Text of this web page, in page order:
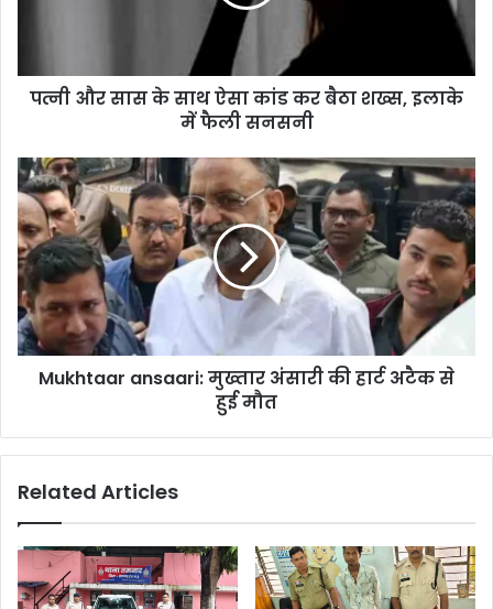
बैठा
शख्स,
फैली
सनसनी
पत्नी और सास के साथ ऐसा कांड कर बैठा शख्स, इलाके
में फैली सनसनी
Mukhtaar
ansaari:
मुख्तार
अंसारी
की
अटैक
से
हुई
Mukhtaar ansaari: मुख्तार अंसारी की हार्ट अटैक से
हुई मौत
Related Articles